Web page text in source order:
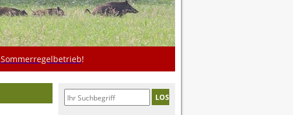
Sommerregelbetrieb!
LOS